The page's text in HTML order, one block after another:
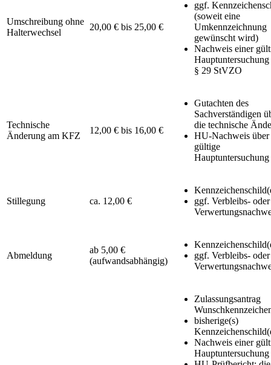
Umschreibung ohne
Halterwechsel
20,00 € bis 25,00 €
ggf.
(soweit eine
Umkennzeichnung
gewünscht wird)
Nachweis einer
Hauptuntersuchung
§ 29 StVZO
Technische
Änderung am KFZ
12,00 € bis 16,00 €
Gutachten des
Sachverständigen
die technische
HU-Nachweis über
gültige
Hauptuntersuchung
Stillegung ca. 12,00 €
ggf. Verbleibs- oder
Abmeldung
ab 5,00 €
(aufwandsabhängig)
ggf. Verbleibs- oder
Zulassungsantrag
bisherige(s)
Nachweis einer
Hauptuntersuchung